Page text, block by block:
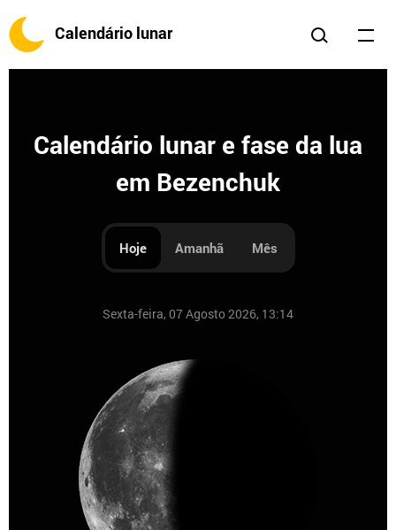
Calendário lunar
Calendário lunar e fase da lua
em Bezenchuk
Hoje Amanhã Mês
Sexta-feira, 07 Agosto 2026, 13:14